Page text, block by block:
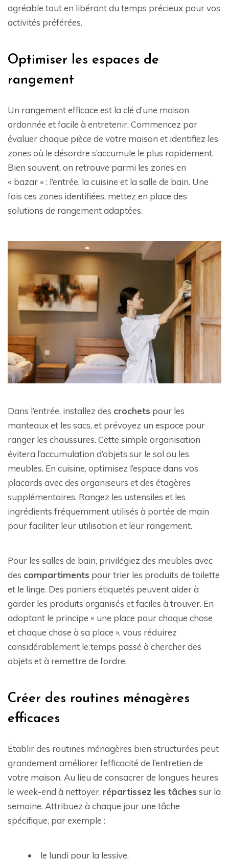
agréable tout en libérant du temps précieux pour vos
activités préférées.
Optimiser les espaces de
rangement
Un rangement efficace est la clé d’une maison
ordonnée et facile à entretenir. Commencez par
évaluer chaque pièce de votre maison et identifiez les
zones où le désordre s’accumule le plus rapidement.
Bien souvent, on retrouve parmi les zones en
« bazar » : l’entrée, la cuisine et la salle de bain. Une
fois ces zones identifiées, mettez en place des
solutions de rangement adaptées.
Dans l’entrée, installez des crochets pour les
manteaux et les sacs, et prévoyez un espace pour
ranger les chaussures. Cette simple organisation
évitera l’accumulation d’objets sur le sol ou les
meubles. En cuisine, optimisez l’espace dans vos
placards avec des organiseurs et des étagères
supplémentaires. Rangez les ustensiles et les
ingrédients fréquemment utilisés à portée de main
pour faciliter leur utilisation et leur rangement.
Pour les salles de bain, privilégiez des meubles avec
des compartiments pour trier les produits de toilette
et le linge. Des paniers étiquetés peuvent aider à
garder les produits organisés et faciles à trouver. En
adoptant le principe « une place pour chaque chose
et chaque chose à sa place », vous réduirez
considérablement le temps passé à chercher des
objets et à remettre de l’ordre.
Créer des routines ménagères
efficaces
Établir des routines ménagères bien structurées peut
grandement améliorer l’efficacité de l’entretien de
votre maison. Au lieu de consacrer de longues heures
le week-end à nettoyer, répartissez les tâches sur la
semaine. Attribuez à chaque jour une tâche
spécifique, par exemple :
le lundi pour la lessive,